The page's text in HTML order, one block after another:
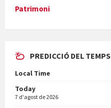
En Bum
Patrimoni
PREDICCIÓ DEL TEMPS
Local Time
Today
7 d'agost de 2026